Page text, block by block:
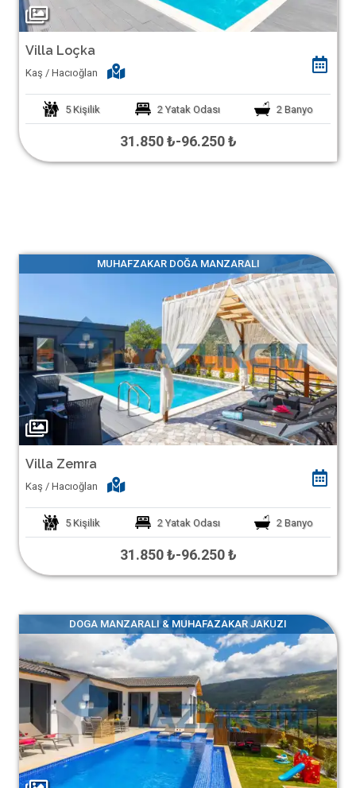
Villa Loçka
Kaş / Hacıoğlan
5 Kişilik 2 Yatak Odası 2 Banyo
31.850 ₺-96.250 ₺
MUHAFZAKAR DOĞA MANZARALI
Villa Zemra
Kaş / Hacıoğlan
5 Kişilik 2 Yatak Odası 2 Banyo
31.850 ₺-96.250 ₺
DOGA MANZARALI & MUHAFAZAKAR JAKUZI